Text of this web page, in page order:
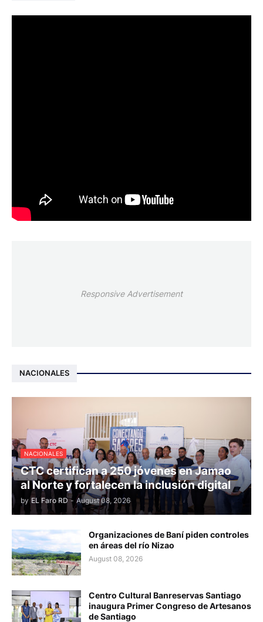
Responsive Advertisement
NACIONALES
NACIONALES
CTC certifican a 250 jóvenes en Jamao
al Norte y fortalecen la inclusión digital
by EL Faro RD - August 08, 2026
Organizaciones de Baní piden controles
en áreas del río Nizao
August 08, 2026
Centro Cultural Banreservas Santiago
inaugura Primer Congreso de Artesanos
de Santiago